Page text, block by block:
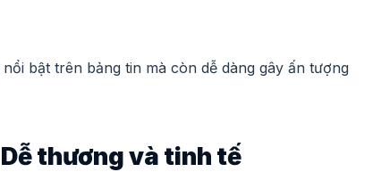
bật trên bảng tin mà còn dễ dàng gây ấn tượng
thương và tinh tế